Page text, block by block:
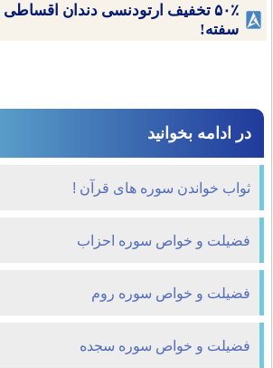
۵۰٪ تخفیف ارتودنسی دندان اقساطی
سفته!
در ادامه بخوانید
ثواب خواندن سوره های قرآن !
فضیلت و خواص سوره احزاب
فضیلت و خواص سوره روم
فضیلت و خواص سوره سجده